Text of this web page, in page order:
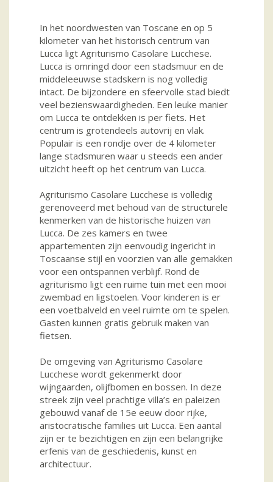
In het noordwesten van Toscane en op 5
kilometer van het historisch centrum van
Lucca ligt Agriturismo Casolare Lucchese.
Lucca is omringd door een stadsmuur en de
middeleeuwse stadskern is nog volledig
intact. De bijzondere en sfeervolle stad biedt
veel bezienswaardigheden. Een leuke manier
om Lucca te ontdekken is per fiets. Het
centrum is grotendeels autovrij en vlak.
Populair is een rondje over de 4 kilometer
lange stadsmuren waar u steeds een ander
uitzicht heeft op het centrum van Lucca.
Agriturismo Casolare Lucchese is volledig
gerenoveerd met behoud van de structurele
kenmerken van de historische huizen van
Lucca. De zes kamers en twee
appartementen zijn eenvoudig ingericht in
Toscaanse stijl en voorzien van alle gemakken
voor een ontspannen verblijf. Rond de
agriturismo ligt een ruime tuin met een mooi
zwembad en ligstoelen. Voor kinderen is er
een voetbalveld en veel ruimte om te spelen.
Gasten kunnen gratis gebruik maken van
fietsen.
De omgeving van Agriturismo Casolare
Lucchese wordt gekenmerkt door
wijngaarden, olijfbomen en bossen. In deze
streek zijn veel prachtige villa’s en paleizen
gebouwd vanaf de 15e eeuw door rijke,
aristocratische families uit Lucca. Een aantal
zijn er te bezichtigen en zijn een belangrijke
erfenis van de geschiedenis, kunst en
architectuur.